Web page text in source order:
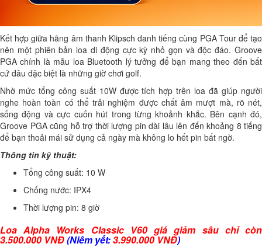
Kết hợp giữa hãng âm thanh Klipsch danh tiếng cùng PGA Tour để tạo
nên một phiên bản loa di động cực kỳ nhỏ gọn và độc đáo. Groove
PGA chính là mẫu loa Bluetooth lý tưởng để bạn mang theo đến bất
cứ đâu đặc biệt là những giờ chơi golf.
Nhờ mức tổng công suất 10W được tích hợp trên loa đã giúp người
nghe hoàn toàn có thể trải nghiệm được chất âm mượt mà, rõ nét,
sống động và cực cuốn hút trong từng khoảnh khắc. Bên cạnh đó,
Groove PGA cũng hỗ trợ thời lượng pin dài lâu lên đến khoảng 8 tiếng
để bạn thoải mái sử dụng cả ngày mà không lo hết pin bất ngờ.
Thông tin kỹ thuật:
Tổng công suất: 10 W
Chống nước: IPX4
Thời lượng pin: 8 giờ
Loa Alpha Works Classic V60 giá giảm sâu chỉ còn
3.500.000 VNĐ(Niêm yết:3.990.000 VNĐ)